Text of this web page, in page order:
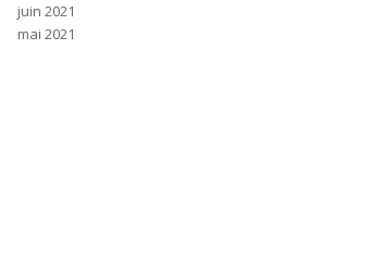
juin 2021
mai 2021